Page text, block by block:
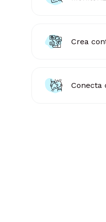
Crea
Conecta